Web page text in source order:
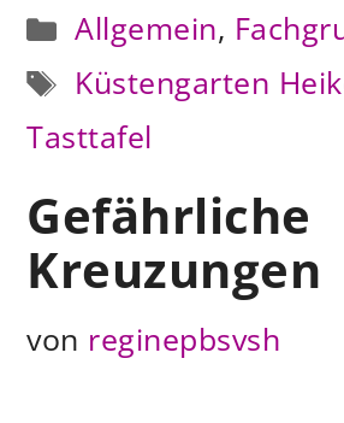
Kategorien
Allgemein,
Schlagwörter
Küstengarten
Tasttafel
Gefährliche
Kreuzungen
von reginepbsvsh